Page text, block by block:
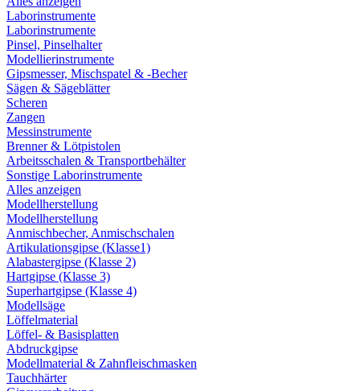
Laborinstrumente
Laborinstrumente
Pinsel, Pinselhalter
Modellierinstrumente
Gipsmesser, Mischspatel & -Becher
Sägen & Sägeblätter
Scheren
Zangen
Messinstrumente
Brenner & Lötpistolen
Arbeitsschalen & Transportbehälter
Sonstige Laborinstrumente
Alles anzeigen
Modellherstellung
Modellherstellung
Anmischbecher, Anmischschalen
Artikulationsgipse (Klasse1)
Alabastergipse (Klasse 2)
Hartgipse (Klasse 3)
Superhartgipse (Klasse 4)
Modellsäge
Löffelmaterial
Löffel- & Basisplatten
Abdruckgipse
Modellmaterial & Zahnfleischmasken
Tauchhärter